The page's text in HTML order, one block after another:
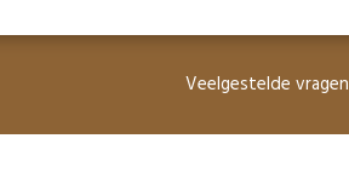
Veelgestelde vragen